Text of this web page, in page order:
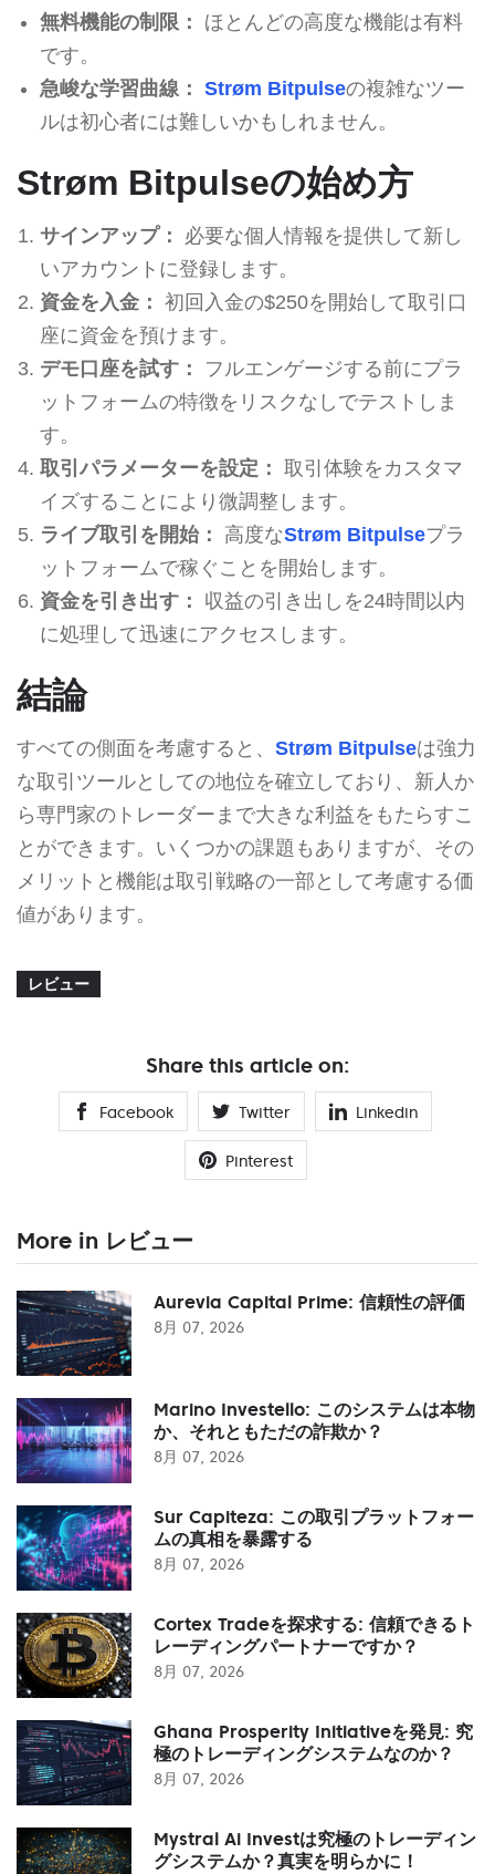
無料機能の制限：
ほとんどの高度な機能は有料
です。
急峻な学習曲線： Strøm Bitpulseの複雑なツー
ルは初心者には難しいかもしれません。
Strøm Bitpulseの始め方
サインアップ：
必要な個人情報を提供して新し
いアカウントに登録します。
資金を入金： 初回入金の$250を開始して取引口
座に資金を預けます。
デモ口座を試す：
フルエンゲージする前にプラ
ットフォームの特徴をリスクなしでテストしま
す。
取引パラメーターを設定： 取引体験をカスタマ
イズすることにより微調整します。
ライブ取引を開始：
高度なStrøm Bitpulseプラ
ットフォームで稼ぐことを開始します。
資金を引き出す：
収益の引き出しを24時間以内
に処理して迅速にアクセスします。
結論
すべての側面を考慮すると、 Strøm Bitpulseは強力
な取引ツールとしての地位を確立しており、新人か
ら専門家のトレーダーまで大きな利益をもたらすこ
とができます。いくつかの課題もありますが、その
メリットと機能は取引戦略の一部として考慮する価
値があります。
レビュー
Share this article on:
Facebook Twitter Linkedin
Pinterest
More in レビュー
Aurevia Capital Prime: 信頼性の評価
8月 07, 2026
Marino Investello: このシステムは本物
か、それともただの詐欺か？
8月 07, 2026
Sur Capiteza: この取引プラットフォー
ムの真相を暴露する
8月 07, 2026
Cortex Tradeを探求する: 信頼できるト
レーディングパートナーですか？
8月 07, 2026
Ghana Prosperity Initiativeを発見: 究
極のトレーディングシステムなのか？
8月 07, 2026
Mystral Ai Investは究極のトレーディン
グシステムか？真実を明らかに！